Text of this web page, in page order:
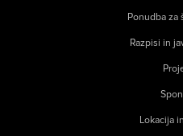
Ponudba za
Razpisi in
Lokacija